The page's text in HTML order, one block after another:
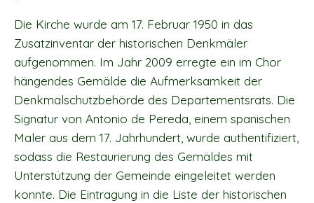
Die Kirche wurde am 17. Februar 1950 in das
Zusatzinventar der historischen Denkmäler
aufgenommen. Im Jahr 2009 erregte ein im Chor
hängendes Gemälde die Aufmerksamkeit der
Denkmalschutzbehörde des Departementsrats. Die
Signatur von Antonio de Pereda, einem spanischen
Maler aus dem 17. Jahrhundert, wurde authentifiziert,
sodass die Restaurierung des Gemäldes mit
Unterstützung der Gemeinde eingeleitet werden
konnte. Die Eintragung in die Liste der historischen